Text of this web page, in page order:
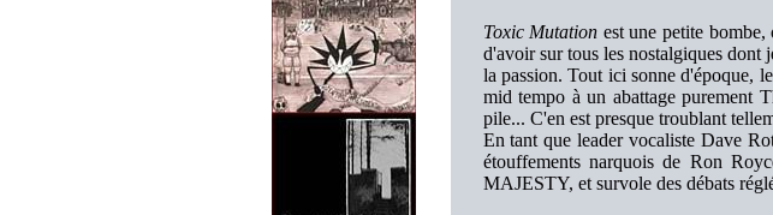
Toxic Mutation est une petite
d'avoir sur tous les nostalgiques dont
la passion. Tout ici sonne d'époque,
mid tempo à un abattage purement
pile... C'en est presque troublant
En tant que leader vocaliste Dave
étouffements narquois de Ron
MAJESTY, et survole des débats